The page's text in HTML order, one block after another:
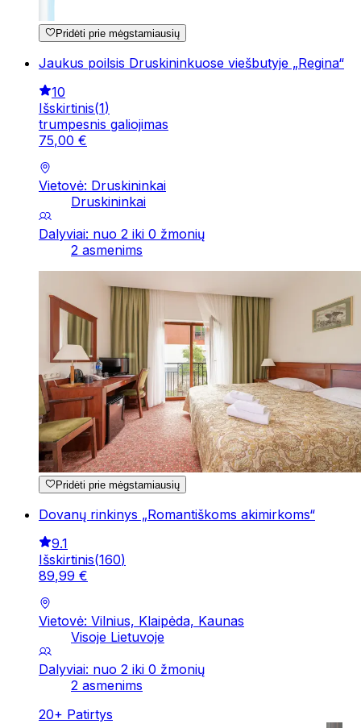
Pridėti prie mėgstamiausių
Jaukus poilsis Druskininkuose viešbutyje „Regina“
10
Išskirtinis(1)
trumpesnis galiojimas
75,00 €
Vietovė: Druskininkai
Druskininkai
Dalyviai: nuo 2 iki 0 žmonių
2 asmenims
Pridėti prie mėgstamiausių
Dovanų rinkinys „Romantiškoms akimirkoms“
9.1
Išskirtinis(160)
89,99 €
Vietovė: Vilnius, Klaipėda, Kaunas
Visoje Lietuvoje
Dalyviai: nuo 2 iki 0 žmonių
2 asmenims
20+ Patirtys